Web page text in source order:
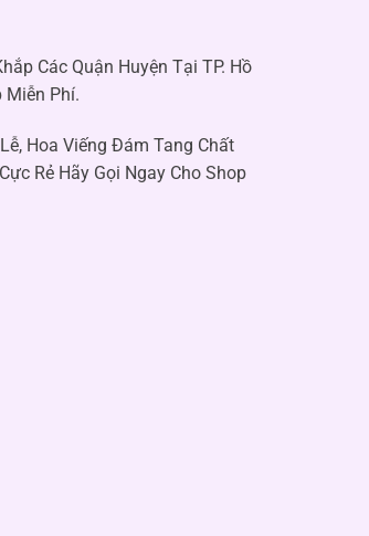
Các Quận Huyện Tại TP. Hồ
Miễn Phí.
Hoa Viếng Đám Tang Chất
Rẻ Hãy Gọi Ngay Cho Shop